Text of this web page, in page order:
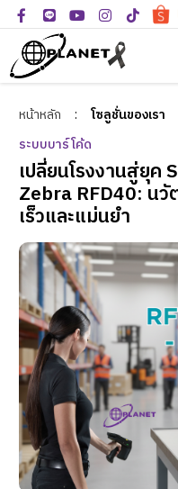
หน้าหลัก :
โซลูชั่นของเรา
ระบบบาร์โค้ด
เปลี่ยนโรงงานสู่ยุค
Zebra RFD40: น
เร็วและแม่นยำ